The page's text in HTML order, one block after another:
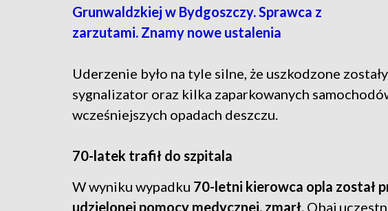
Grunwaldzkiej w Bydgoszczy. Sprawca z
zarzutami. Znamy nowe ustalenia
Uderzenie było na tyle silne, że uszkodzone
sygnalizator oraz kilka zaparkowanych
wcześniejszych opadach deszczu.
70-latek trafił do szpitala
W wyniku wypadku 70-letni kierowca opla został
udzielonej pomocy medycznej, zmarł. Obaj